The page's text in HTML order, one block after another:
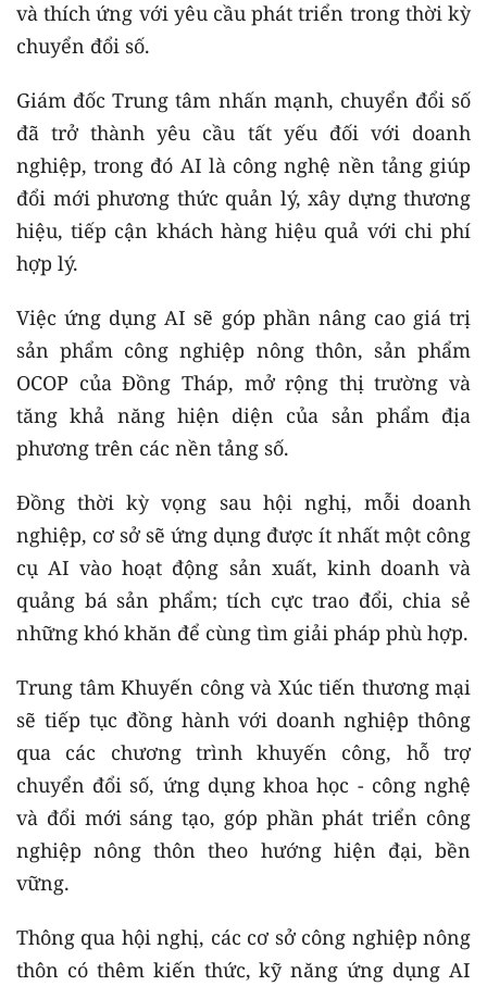
và thích ứng với yêu cầu phát triển trong thời kỳ
chuyển đổi số.
Giám đốc Trung tâm nhấn mạnh, chuyển đổi số
đã trở thành yêu cầu tất yếu đối với doanh
nghiệp, trong đó AI là công nghệ nền tảng giúp
đổi mới phương thức quản lý, xây dựng thương
hiệu, tiếp cận khách hàng hiệu quả với chi phí
hợp lý.
Việc ứng dụng AI sẽ góp phần nâng cao giá trị
sản phẩm công nghiệp nông thôn, sản phẩm
OCOP của Đồng Tháp, mở rộng thị trường và
tăng khả năng hiện diện của sản phẩm địa
phương trên các nền tảng số.
Đồng thời kỳ vọng sau hội nghị, mỗi doanh
nghiệp, cơ sở sẽ ứng dụng được ít nhất một công
cụ AI vào hoạt động sản xuất, kinh doanh và
quảng bá sản phẩm; tích cực trao đổi, chia sẻ
những khó khăn để cùng tìm giải pháp phù hợp.
Trung tâm Khuyến công và Xúc tiến thương mại
sẽ tiếp tục đồng hành với doanh nghiệp thông
qua các chương trình khuyến công, hỗ trợ
chuyển đổi số, ứng dụng khoa học - công nghệ
và đổi mới sáng tạo, góp phần phát triển công
nghiệp nông thôn theo hướng hiện đại, bền
vững.
Thông qua hội nghị, các cơ sở công nghiệp nông
thôn có thêm kiến thức, kỹ năng ứng dụng AI